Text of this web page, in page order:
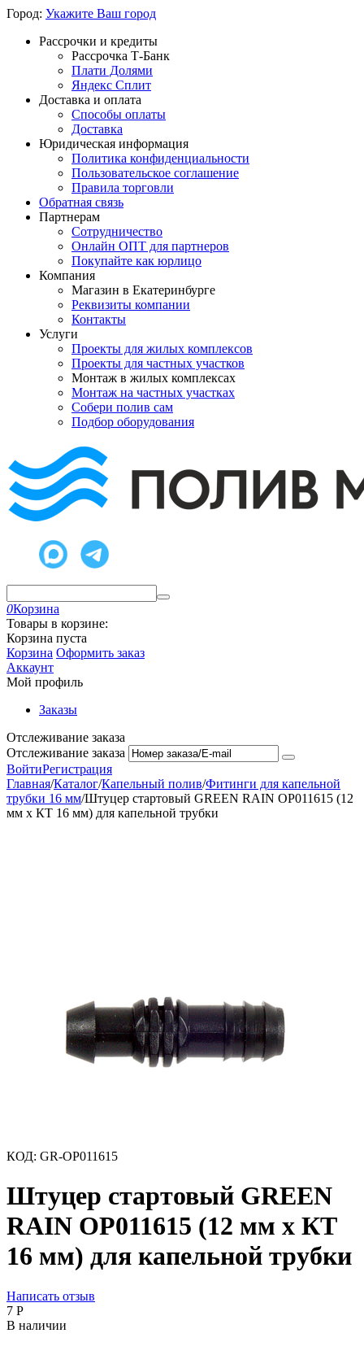
Город: Укажите Ваш город
Рассрочки и кредиты
Рассрочка Т-Банк
Плати Долями
Яндекс Сплит
Доставка и оплата
Способы оплаты
Доставка
Юридическая информация
Политика конфиденциальности
Пользовательское соглашение
Правила торговли
Обратная связь
Партнерам
Сотрудничество
Онлайн ОПТ для партнеров
Покупайте как юрлицо
Компания
Магазин в Екатеринбурге
Реквизиты компании
Контакты
Услуги
Проекты для жилых комплексов
Проекты для частных участков
Монтаж в жилых комплексах
Монтаж на частных участках
Собери полив сам
Подбор оборудования
0Корзина
Товары в корзине:
Корзина пуста
Корзина Оформить заказ
Аккаунт
Мой профиль
Заказы
Отслеживание заказа
Отслеживание заказа
ВойтиРегистрация
Главная/Каталог/Капельный полив/Фитинги для капельной
трубки 16 мм/Штуцер стартовый GREEN RAIN OP011615 (12
мм x КТ 16 мм) для капельной трубки
КОД: GR-OP011615
Штуцер стартовый GREEN
RAIN OP011615 (12 мм x КТ
16 мм) для капельной трубки
Написать отзыв
‍7‍ Р
В наличии